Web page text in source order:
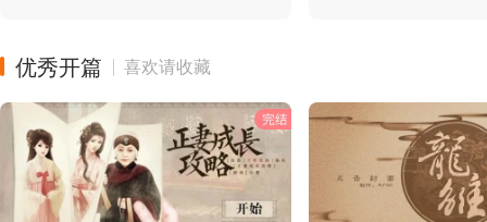
优秀开篇 喜欢请收藏